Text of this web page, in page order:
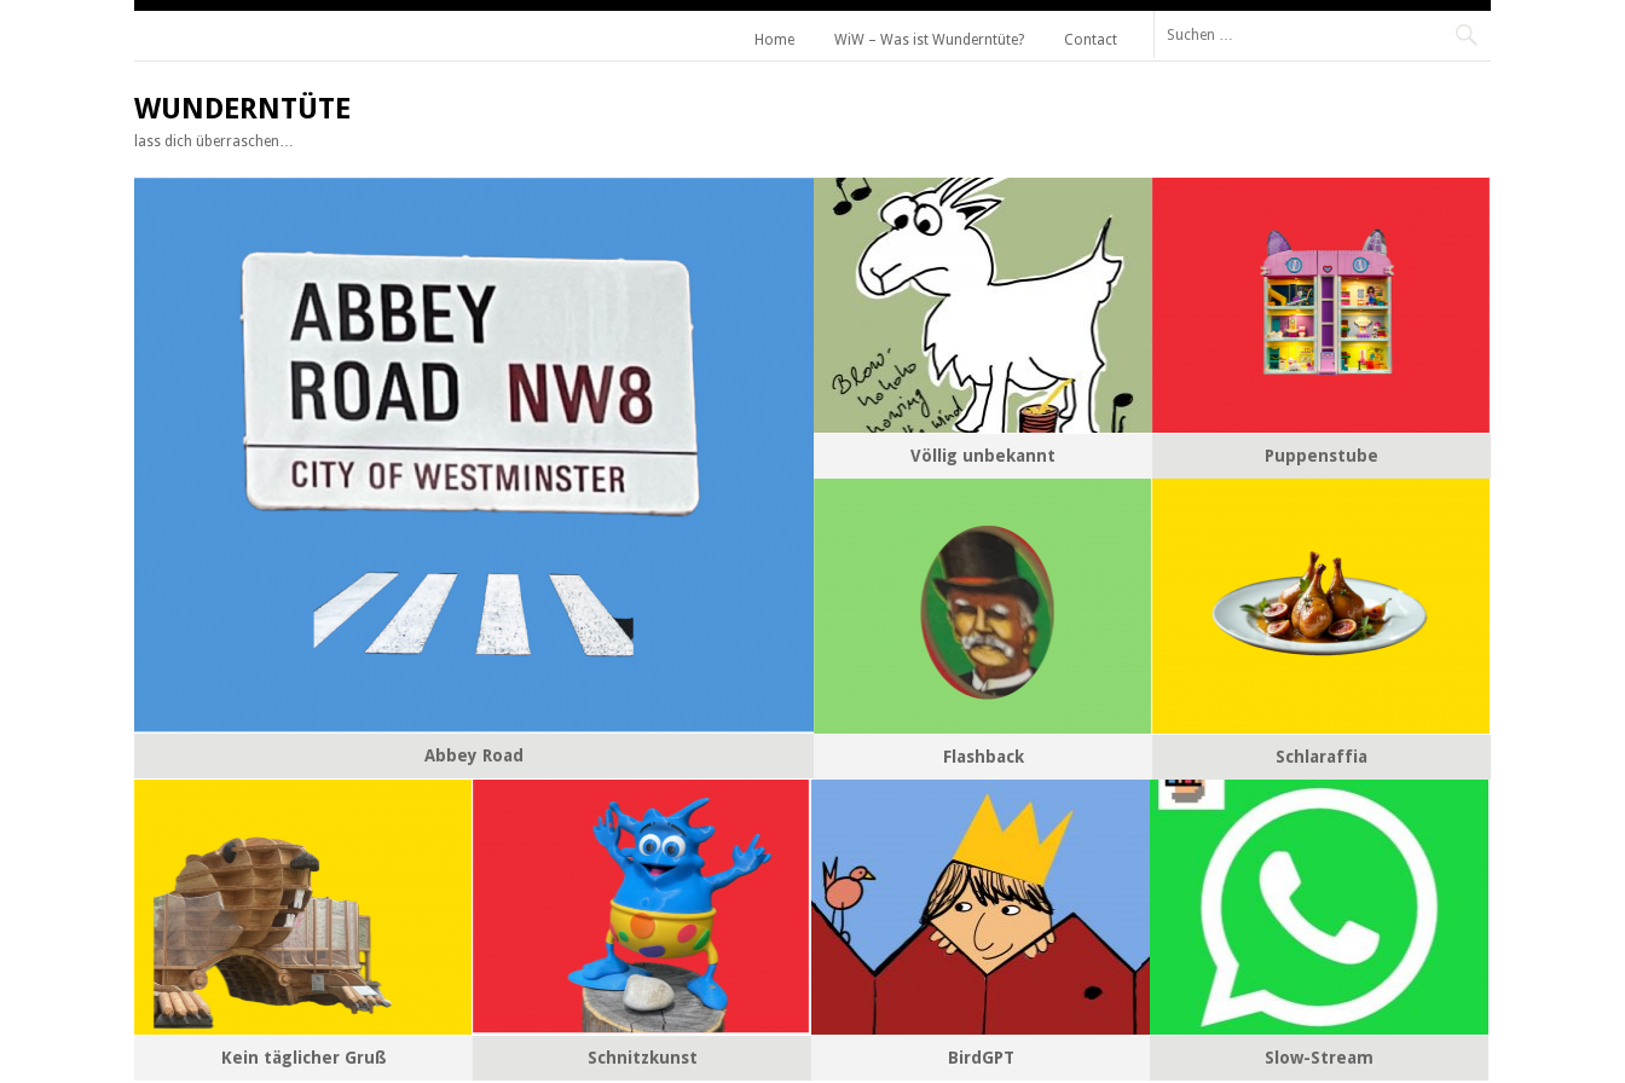
Home WiW – Was ist Wunderntüte? Contact
WUNDERNTÜTE
lass dich überraschen…
Abbey Road
Völlig unbekannt Puppenstube
Flashback Schlaraffia
Kein täglicher Gruß Schnitzkunst BirdGPT Slow-Stream